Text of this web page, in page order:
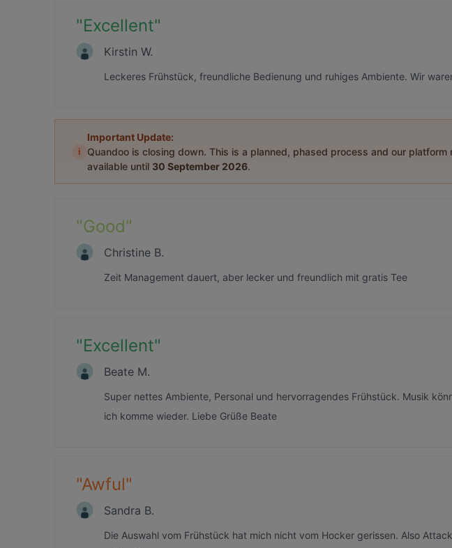
"Excellent"
Kirstin W.
Leckeres Frühstück, freundliche Bedienung und ruhiges Ambiente. Wir
i
Important Update:
Quandoo is closing down. This is a planned, phased process and our platform
available until 30 September 2026.
"Good"
Christine B.
Zeit Management dauert, aber lecker und freundlich mit gratis Tee
"Excellent"
Beate M.
Super nettes Ambiente, Personal und hervorragendes Frühstück. Musik
ich komme wieder. Liebe Grüße Beate
"Awful"
Sandra B.
Die Auswahl vom Frühstück hat mich nicht vom Hocker gerissen. Also